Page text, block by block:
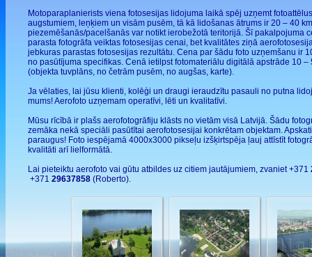
Motoparaplanierists viena fotosesijas lidojuma laikā spēj uzņemt
augstumiem, leņķiem un visām pusēm, tā kā lidošanas ātrums ir 20 – 40
piezemēšanās/pacelšanās var notikt ierobežotā teritorijā. Šī pakalpojuma
parasta fotogrāfa veiktas fotosesijas cenai, bet kvalitātes ziņā
jebkuras parastas fotosesijas rezultātu. Cena par šādu foto uzņemšanu ir
no pasūtījuma specifikas. Cenā ietilpst fotomateriālu digitālā apstrāde 10 –
(objekta tuvplāns, no četrām pusēm, no augšas, karte).
Ja vēlaties, lai jūsu klienti, kolēģi un draugi ieraudzītu pasauli no putna
mums! Aerofoto uzņemam operatīvi, lēti un kvalitatīvi.
Mūsu rīcībā ir plašs aerofotogrāfiju klāsts no vietām visā Latvijā. Šādu
zemāka nekā speciāli pasūtītai aerofotosesijai konkrētam objektam.
paraugus! Foto iespējamā 4000x3000 pikseļu izšķirtspēja ļauj attīstīt
kvalitāti arī lielformātā.
Lai pieteiktu aerofoto vai gūtu atbildes uz citiem jautājumiem, zvaniet +371
+371 29637858 (Roberto).